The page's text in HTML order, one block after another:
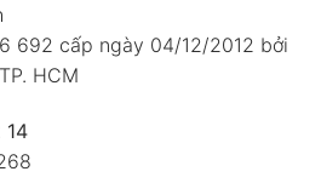
692 cấp ngày 04/12/2012 bởi
HCM
14